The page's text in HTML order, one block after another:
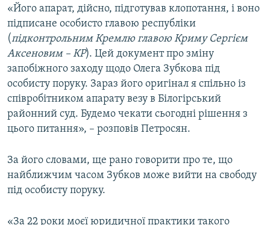
«Його апарат, дійсно, підготував клопотання, і воно
підписане особисто главою республіки
(підконтрольним Кремлю главою Криму Сергієм
Аксеновим – КР). Цей документ про зміну
запобіжного заходу щодо Олега Зубкова під
особисту поруку. Зараз його оригінал я спільно із
співробітником апарату везу в Білогірський
районний суд. Будемо чекати сьогодні рішення з
цього питання», – розповів Петросян.
За його словами, ще рано говорити про те, що
найближчим часом Зубков може вийти на свободу
під особисту поруку.
«За 22 роки моєї юридичної практики такого